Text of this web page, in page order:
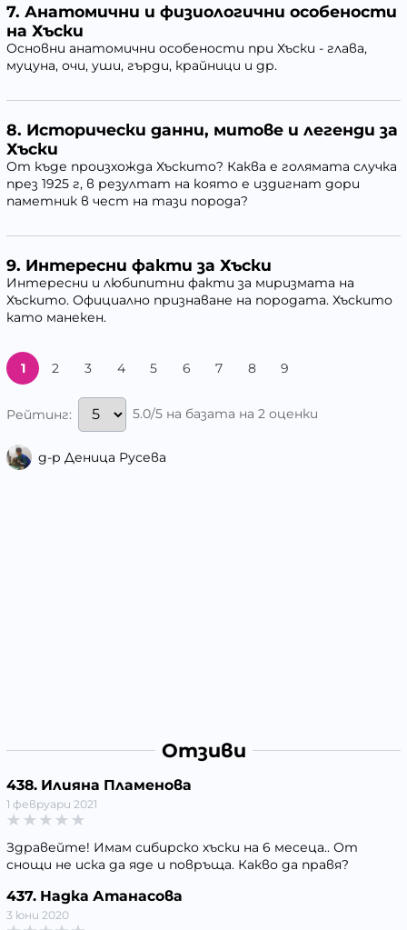
7. Анатомични и физиологични особености
на Хъски
Основни анатомични особености при Хъски - глава,
муцуна, очи, уши, гърди, крайници и др.
8. Исторически данни, митове и легенди за
Хъски
От къде произхожда Хъскито? Каква е голямата случка
през 1925 г, в резултат на която е издигнат дори
паметник в чест на тази порода?
9. Интересни факти за Хъски
Интересни и любипитни факти за миризмата на
Хъскито. Официално признаване на породата. Хъскито
като манекен.
1 2 3 4 5 6 7 8 9
Рейтинг: 5.0/5 на базата на 2 оценки
д-р Деница Русева
Отзиви
438. Илияна Пламенова
1 февруари 2021
Здравейте! Имам сибирско хъски на 6 месеца.. От
снощи не иска да яде и повръща. Какво да правя?
437. Надка Атанасова
3 юни 2020